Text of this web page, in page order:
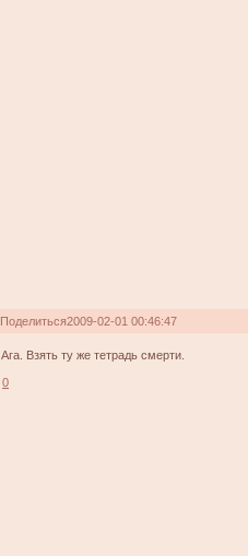
Поделиться2009-02-01 00:46:47
Ага. Взять ту же тетрадь смерти.
0